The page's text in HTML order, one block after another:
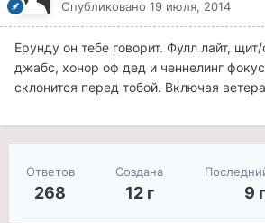
Опубликовано 19 июля, 2014
Ерунду он тебе говорит. Фулл лайт,
джабс, хонор оф дед и ченнелинг
склонится перед тобой. Включая
Ответов
268
Создана
12 г 9 г